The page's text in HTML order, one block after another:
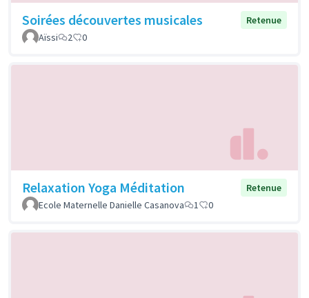
Soirées découvertes musicales
Retenue
Aïssi
2 0
Relaxation Yoga Méditation
Retenue
Ecole Maternelle Danielle Casanova
1 0